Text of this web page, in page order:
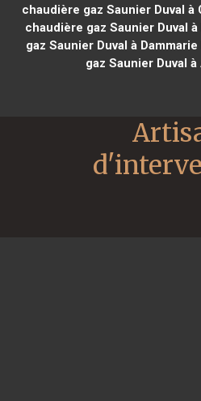
chaudière gaz Saunier Duval à
chaudière gaz Saunier Duval à
gaz Saunier Duval à Dammarie
gaz Saunier Duval